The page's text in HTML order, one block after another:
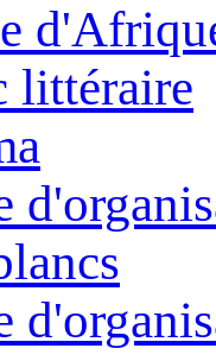
littéraire